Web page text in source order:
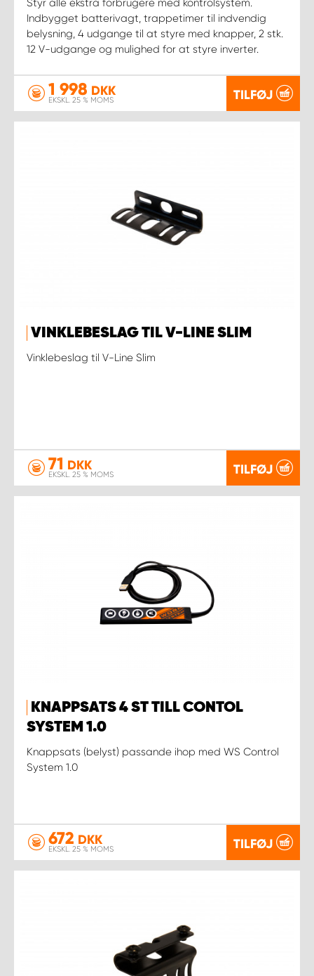
Styr alle ekstra forbrugere med kontrolsystem.
Indbygget batterivagt, trappetimer til indvendig
belysning, 4 udgange til at styre med knapper, 2 stk.
12 V-udgange og mulighed for at styre inverter.
1 998 DKK
EKSKL. 25 % MOMS TILFØJ
VINKLEBESLAG TIL V-LINE SLIM
Vinklebeslag til V-Line Slim
71 DKK
EKSKL. 25 % MOMS TILFØJ
KNAPPSATS 4 ST TILL CONTOL
SYSTEM 1.0
Knappsats (belyst) passande ihop med WS Control
System 1.0
672 DKK
EKSKL. 25 % MOMS TILFØJ